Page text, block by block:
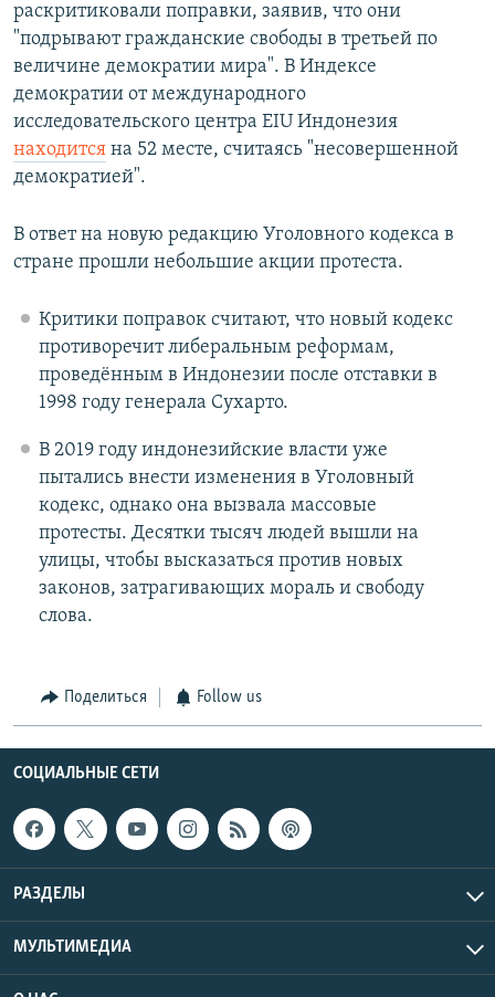
раскритиковали поправки, заявив, что они
"подрывают гражданские свободы в третьей по
величине демократии мира". В Индексе
демократии от международного
исследовательского центра EIU Индонезия
находится на 52 месте, считаясь "несовершенной
демократией".
В ответ на новую редакцию Уголовного кодекса в
стране прошли небольшие акции протеста.
Критики поправок считают, что новый кодекс
противоречит либеральным реформам,
проведённым в Индонезии после отставки в
1998 году генерала Сухарто.
В 2019 году индонезийские власти уже
пытались внести изменения в Уголовный
кодекс, однако она вызвала массовые
протесты. Десятки тысяч людей вышли на
улицы, чтобы высказаться против новых
законов, затрагивающих мораль и свободу
слова.
Поделиться Follow us
СОЦИАЛЬНЫЕ СЕТИ
РАЗДЕЛЫ
МУЛЬТИМЕДИА